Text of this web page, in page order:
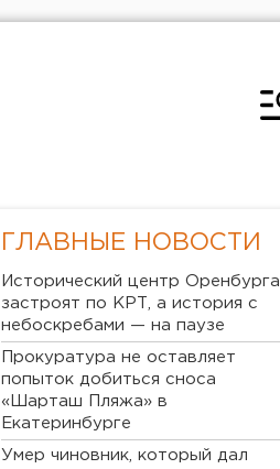
ГЛАВНЫЕ НОВОСТИ
Исторический центр Оренбурга
застроят по КРТ, а история с
небоскребами — на паузе
Прокуратура не оставляет
попыток добиться сноса
«Шарташ Пляжа» в
Екатеринбурге
Умер чиновник, который дал